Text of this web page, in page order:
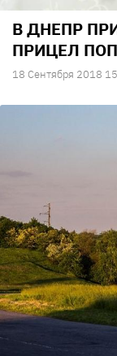
В ДНЕПР
ПРИЦЕЛ
18 Сентября 2018